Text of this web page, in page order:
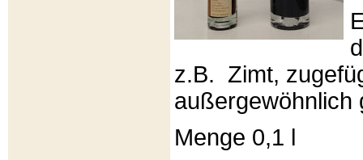
z.B. Zimt,
außergewöhnlich
Menge 0,1 l